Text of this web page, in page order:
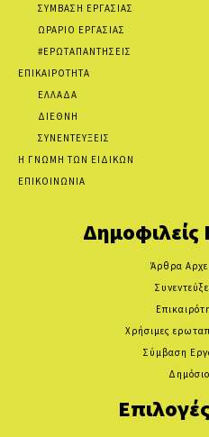
ΣΥΜΒΑΣΗ ΕΡΓΑΣΙΑΣ
ΩΡΑΡΙΟ ΕΡΓΑΣΙΑΣ
#ΕΡΩΤΑΠΑΝΤΗΣΕΙΣ
ΕΠΙΚΑΙΡΟΤΗΤΑ
ΕΛΛΑΔΑ
ΔΙΕΘΝΗ
ΣΥΝΕΝΤΕΥΞΕΙΣ
Η ΓΝΩΜΗ ΤΩΝ ΕΙΔΙΚΩΝ
ΕΠΙΚΟΙΝΩΝΙΑ
Δημοφιλείς
Άρθρα
Χρήσιμες
Σύμβαση
Δημόσιο